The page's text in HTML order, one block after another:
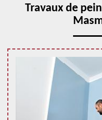
Travaux de